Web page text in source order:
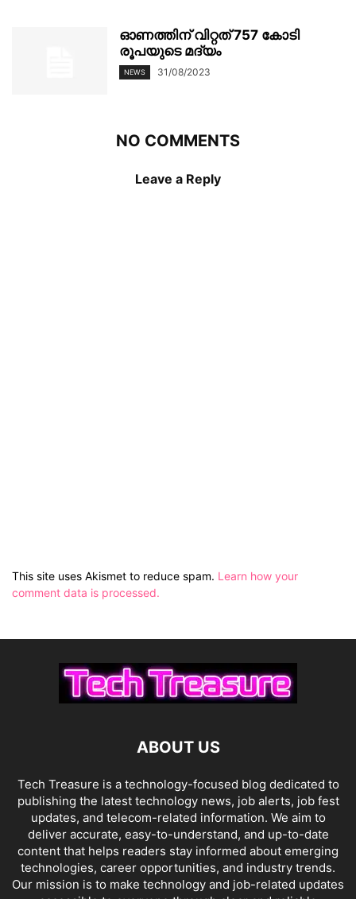
ഓണത്തിന് വിറ്റത് 757 കോടി
രൂപയുടെ മദ്യം
NEWS 31/08/2023
NO COMMENTS
Leave a Reply
This site uses Akismet to reduce spam. Learn how your
comment data is processed.
ABOUT US
Tech Treasure is a technology-focused blog dedicated to
publishing the latest technology news, job alerts, job fest
updates, and telecom-related information. We aim to
deliver accurate, easy-to-understand, and up-to-date
content that helps readers stay informed about emerging
technologies, career opportunities, and industry trends.
Our mission is to make technology and job-related updates